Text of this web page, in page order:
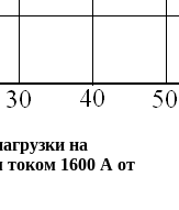
на
1600 А от